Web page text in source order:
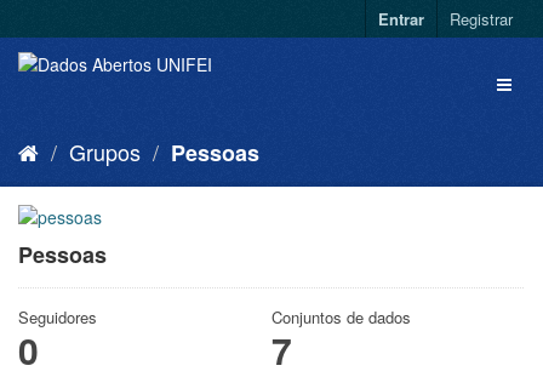
Entrar Registrar
Grupos Pessoas
Pessoas
Seguidores
0
Conjuntos de dados
7